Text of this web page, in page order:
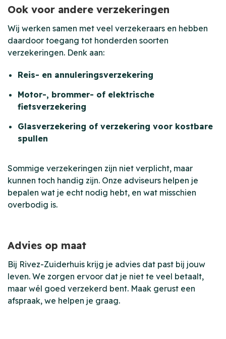
Ook voor andere verzekeringen
Wij werken samen met veel verzekeraars en hebben
daardoor toegang tot honderden soorten
verzekeringen. Denk aan:
Reis- en annuleringsverzekering
Motor-, brommer- of elektrische
fietsverzekering
Glasverzekering of verzekering voor kostbare
spullen
Sommige verzekeringen zijn niet verplicht, maar
kunnen toch handig zijn. Onze adviseurs helpen je
bepalen wat je echt nodig hebt, en wat misschien
overbodig is.
Advies op maat
Bij Rivez-Zuiderhuis krijg je advies dat past bij jouw
leven. We zorgen ervoor dat je niet te veel betaalt,
maar wél goed verzekerd bent. Maak gerust een
afspraak, we helpen je graag.